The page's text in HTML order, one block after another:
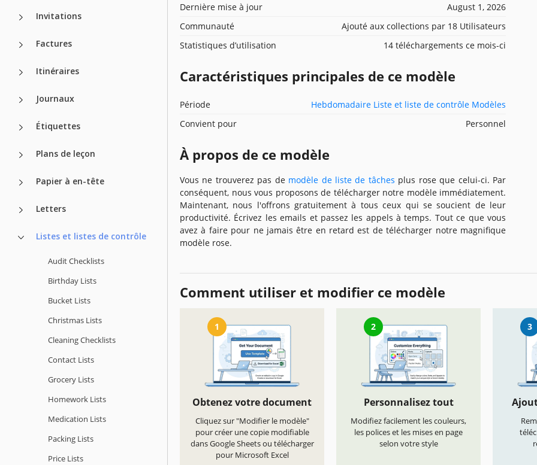
Invitations
Factures
Itinéraires
Journaux
Étiquettes
Plans de leçon
Papier à en-tête
Letters
Listes et listes de contrôle
Audit Checklists
Birthday Lists
Bucket Lists
Christmas Lists
Cleaning Checklists
Contact Lists
Grocery Lists
Homework Lists
Medication Lists
Packing Lists
Price Lists
Dernière mise à jour
August 1, 2026
Communauté
Ajouté aux collections par 18 Utilisateurs
Statistiques d’utilisation
14 téléchargements ce mois-ci
Caractéristiques principales de ce modèle
Période
Hebdomadaire Liste et liste de contrôle Modèles
Convient pour
Personnel
À propos de ce modèle
Vous ne trouverez pas de modèle de liste de tâches plus rose que celui-ci. Par
conséquent, nous vous proposons de télécharger notre modèle immédiatement.
Maintenant, nous l'offrons gratuitement à tous ceux qui se soucient de leur
productivité. Écrivez les emails et passez les appels à temps. Tout ce que vous
avez à faire pour ne jamais être en retard est de télécharger notre magnifique
modèle rose.
Comment utiliser et modifier ce modèle
1
Obtenez votre document
Cliquez sur "Modifier le modèle"
pour créer une copie modifiable
dans Google Sheets ou télécharger
pour Microsoft Excel
2
Personnalisez tout
Modifiez facilement les couleurs,
les polices et les mises en page
selon votre style
3